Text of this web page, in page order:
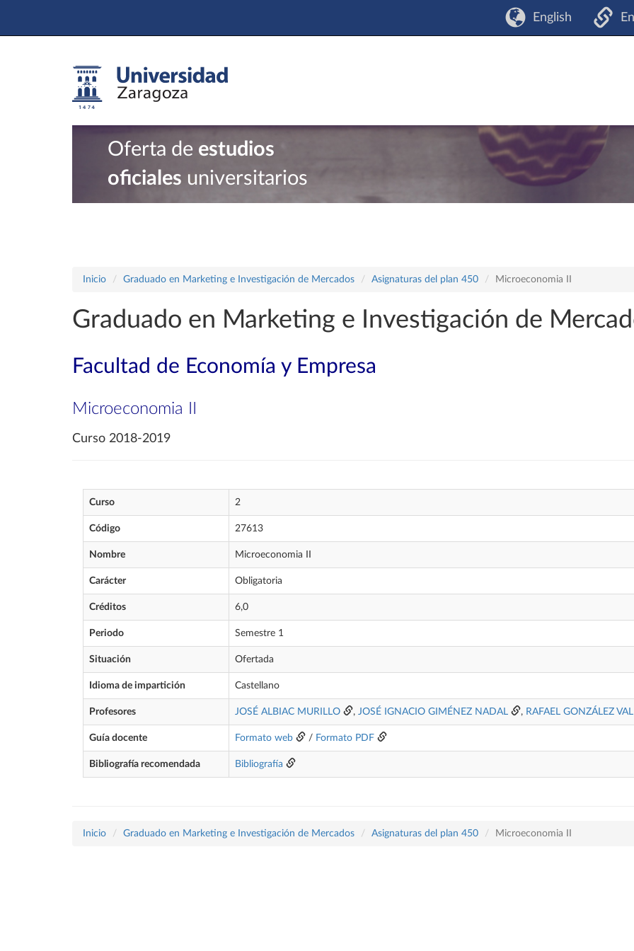
English
Oferta de estudios
oficiales universitarios
Inicio Graduado en Marketing e Investigación de Mercados Asignaturas del plan 450 Microeconomia II
Graduado en Marketing e Investigación de
Facultad de Economía y Empresa
Microeconomia II
Curso 2018-2019
Curso 2
Código 27613
Nombre Microeconomia II
Carácter Obligatoria
Créditos 6,0
Periodo Semestre 1
Situación Ofertada
Idioma de impartición Castellano
Profesores JOSÉ ALBIAC MURILLO , JOSÉ IGNACIO GIMÉNEZ NADAL , RAFAEL GONZÁLEZ VAL
Guía docente Formato web / Formato PDF
Bibliografía recomendada Bibliografía
Inicio Graduado en Marketing e Investigación de Mercados Asignaturas del plan 450 Microeconomia II